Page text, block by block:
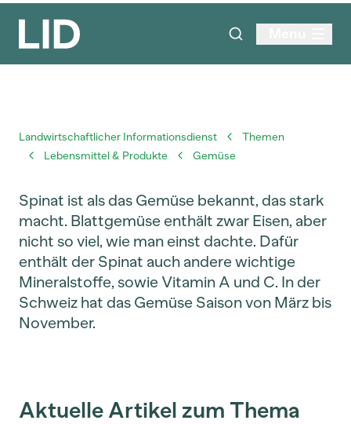
Landwirtschaftlicher Informationsdienst
Themen
Lebensmittel & Produkte
Gemüse
Spinat ist als das Gemüse bekannt, das stark
macht. Blattgemüse enthält zwar Eisen, aber
nicht so viel, wie man einst dachte. Dafür
enthält der Spinat auch andere wichtige
Mineralstoffe, sowie Vitamin A und C. In der
Schweiz hat das Gemüse Saison von März bis
November.
Aktuelle Artikel zum Thema